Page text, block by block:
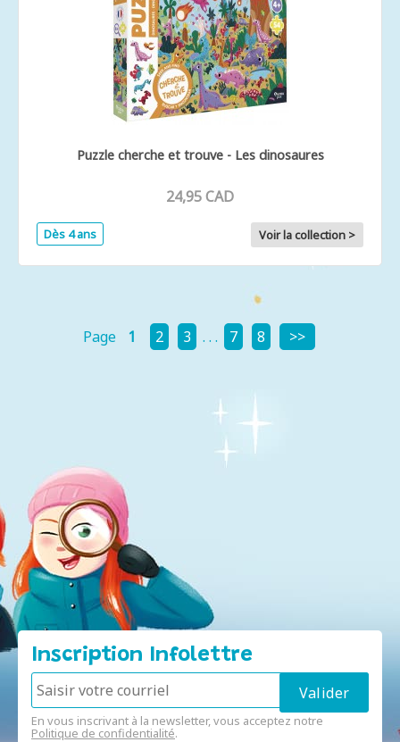
Puzzle cherche et trouve - Les dinosaures
24,95 CAD
Dès 4 ans Voir la collection >
Page 1 2 3 . . . 7 8
Inscription Infolettre
En vous inscrivant à la newsletter, vous acceptez notre
Politique de confidentialité.